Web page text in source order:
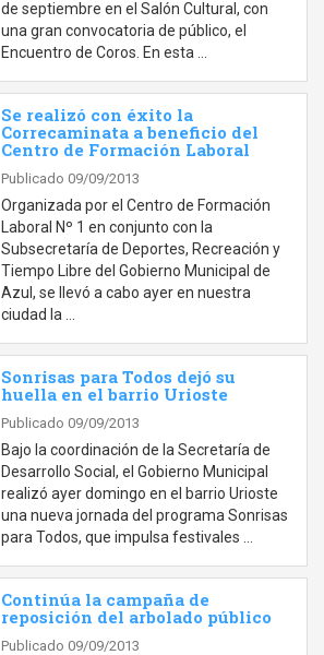
de septiembre en el Salón Cultural, con
una gran convocatoria de público, el
Encuentro de Coros. En esta …
Se realizó con éxito la
Correcaminata a beneficio del
Centro de Formación Laboral
Publicado 09/09/2013
Organizada por el Centro de Formación
Laboral Nº 1 en conjunto con la
Subsecretaría de Deportes, Recreación y
Tiempo Libre del Gobierno Municipal de
Azul, se llevó a cabo ayer en nuestra
ciudad la …
Sonrisas para Todos dejó su
huella en el barrio Urioste
Publicado 09/09/2013
Bajo la coordinación de la Secretaría de
Desarrollo Social, el Gobierno Municipal
realizó ayer domingo en el barrio Urioste
una nueva jornada del programa Sonrisas
para Todos, que impulsa festivales …
Continúa la campaña de
reposición del arbolado público
Publicado 09/09/2013